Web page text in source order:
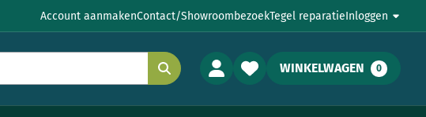
Account aanmakenContact/ShowroombezoekTegel reparatieInloggen
WINKELWAGEN 0